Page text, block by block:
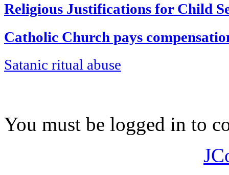
Religious Justifications for Child
Catholic Church pays
Satanic ritual abuse
You must be logged in to